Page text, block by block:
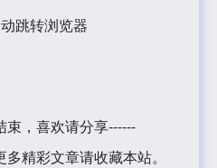
跳转浏览器
束，喜欢请分享------
精彩文章请收藏本站。